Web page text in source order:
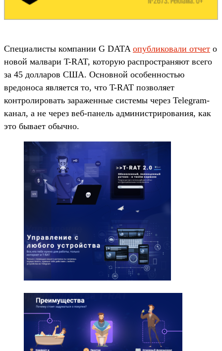
Специалисты компании G DATA опубликовали отчет о
новой малвари T-RAT, которую распространяют всего
за 45 долларов США. Основной особенностью
вредоноса является то, что T-RAT позволяет
контролировать зараженные системы через Telegram-
канал, а не через веб-панель администрирования, как
это бывает обычно.